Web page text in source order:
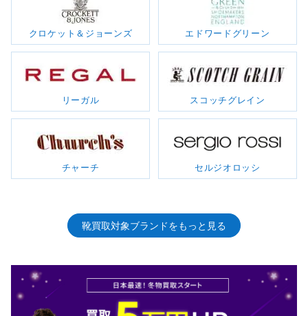
クロケット＆ジョーンズ エドワードグリーン
リーガル スコッチグレイン
チャーチ セルジオロッシ
靴買取対象ブランドをもっと見る